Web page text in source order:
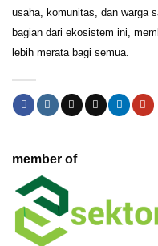
usaha, komunitas, dan warga
bagian dari ekosistem ini,
lebih merata bagi semua.
member of